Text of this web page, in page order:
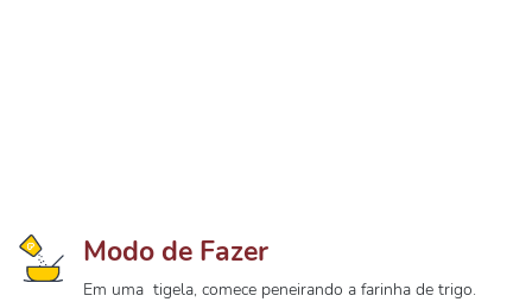
Modo de Fazer
Em uma tigela, comece peneirando a farinha de trigo.